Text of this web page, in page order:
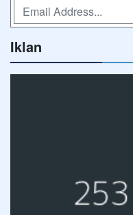
Iklan